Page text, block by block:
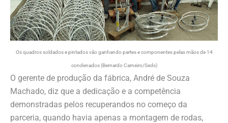
Os quadros soldados e pintados vão ganhando partes e componentes pelas mãos de 14
condenados (Bernardo Carneiro/Seds)
O gerente de produção da fábrica, André de Souza
Machado, diz que a dedicação e a competência
demonstradas pelos recuperandos no começo da
parceria, quando havia apenas a montagem de rodas,